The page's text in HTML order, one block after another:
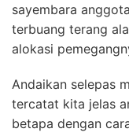
sayembara
terbuang terang
alokasi
Andaikan selepas
tercatat kita jelas
betapa dengan